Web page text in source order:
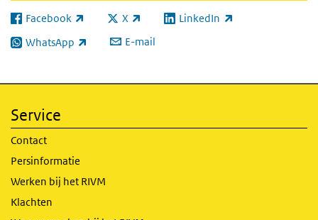
Facebook
(externe link) X
(externe link) LinkedIn
(externe link)
WhatsApp
(externe link) E-mail
Service
Contact
Persinformatie
Werken bij het RIVM
Klachten